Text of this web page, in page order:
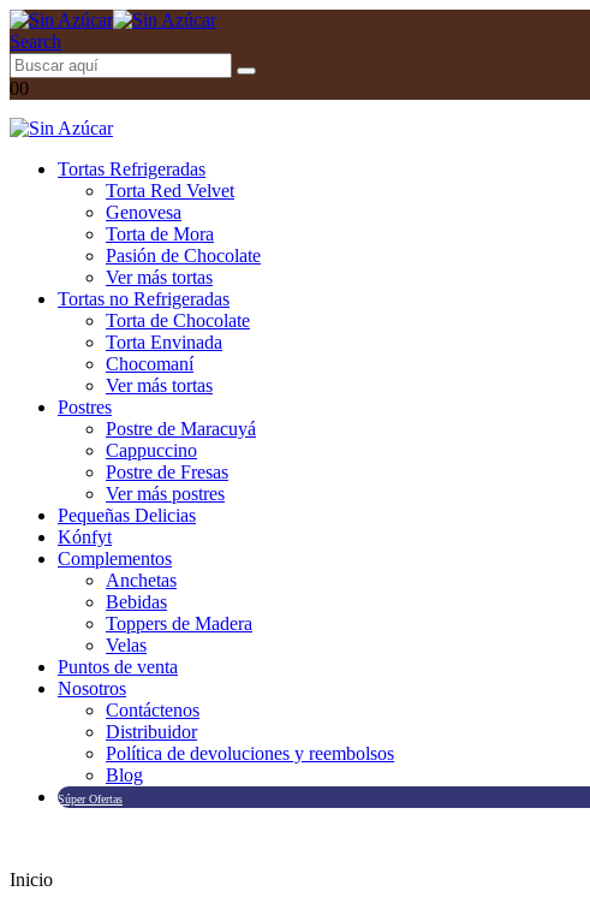
Search
00
Tortas Refrigeradas
Torta Red Velvet
Genovesa
Torta de Mora
Pasión de Chocolate
Ver más tortas
Tortas no Refrigeradas
Torta de Chocolate
Torta Envinada
Chocomaní
Ver más tortas
Postres
Postre de Maracuyá
Cappuccino
Postre de Fresas
Ver más postres
Pequeñas Delicias
Kónfyt
Complementos
Anchetas
Bebidas
Toppers de Madera
Velas
Puntos de venta
Nosotros
Contáctenos
Distribuidor
Política de devoluciones y reembolsos
Blog
Súper Ofertas
Inicio